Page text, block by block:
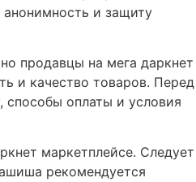
анонимность и защиту
продавцы на мега даркнет
и качество товаров. Перед
способы оплаты и условия
маркетплейсе. Следует
рекомендуется